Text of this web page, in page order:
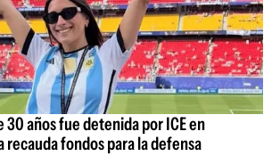
30 años fue detenida por ICE en
recauda fondos para la defensa